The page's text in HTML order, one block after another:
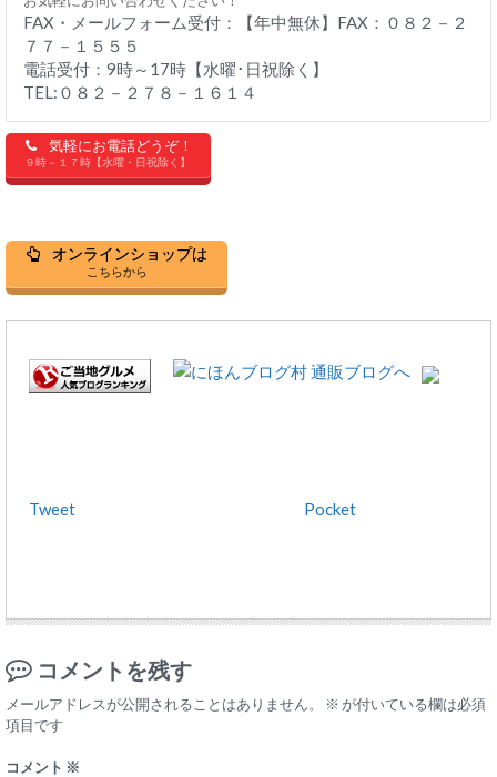
FAX・メールフォーム受付：【年中無休】FAX：０８２－２
７７－１５５５
電話受付：9時～17時【水曜･日祝除く】
TEL:０８２－２７８－１６１４
気軽にお電話どうぞ！
９時－１７時【水曜・日祝除く】
オンラインショップは
こちらから
Tweet Pocket
コメントを残す
メールアドレスが公開されることはありません。 ※ が付いている欄は必須
項目です
コメント ※